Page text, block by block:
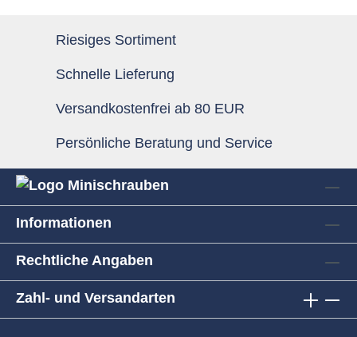
Riesiges Sortiment
Schnelle Lieferung
Versandkostenfrei ab 80 EUR
Persönliche Beratung und Service
Informationen
Rechtliche Angaben
Zahl- und Versandarten